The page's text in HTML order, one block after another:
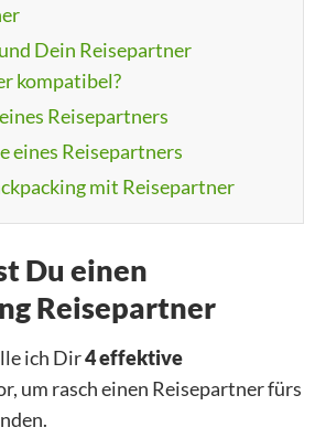
Dein Reisepartner
kompatibel?
Reisepartners
eines Reisepartners
mit Reisepartner
Du einen
Reisepartner
ich Dir4 effektive
um rasch einen Reisepartner fürs